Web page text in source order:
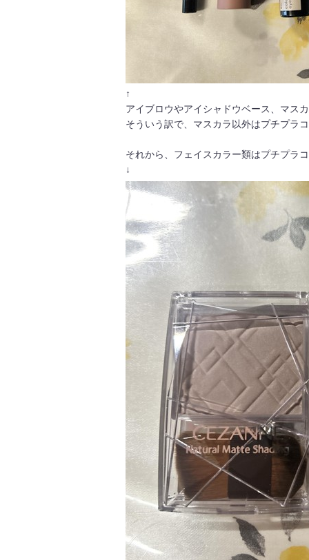
↑
アイブロウやアイシャドウベース、マス
そういう訳で、マスカラ以外はプチプラ
それから、フェイスカラー類はプチプラ
↓